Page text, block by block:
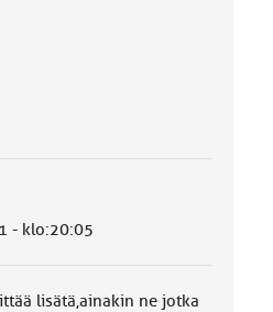
- klo:20:05
lisätä,ainakin ne jotka